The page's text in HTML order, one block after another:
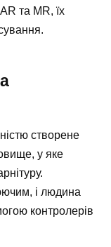
та MR, їх
створене
у яке
і людина
контролерів